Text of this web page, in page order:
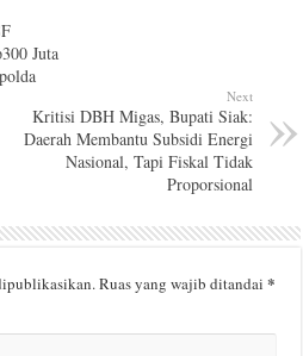
Juta
Next
Kritisi DBH Migas, Bupati Siak:
Daerah Membantu Subsidi Energi
Nasional, Tapi Fiskal Tidak
Proporsional
Ruas yang wajib ditandai*